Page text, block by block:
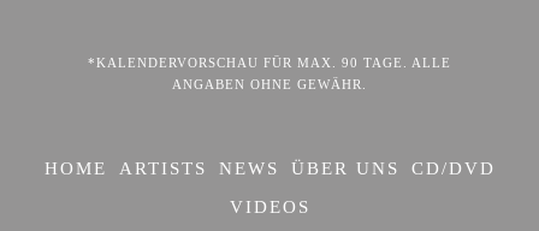
*KALENDERVORSCHAU FÜR MAX. 90 TAGE. ALLE
ANGABEN OHNE GEWÄHR.
HOME ARTISTS NEWS ÜBER UNS
CD/DVD
VIDEOS